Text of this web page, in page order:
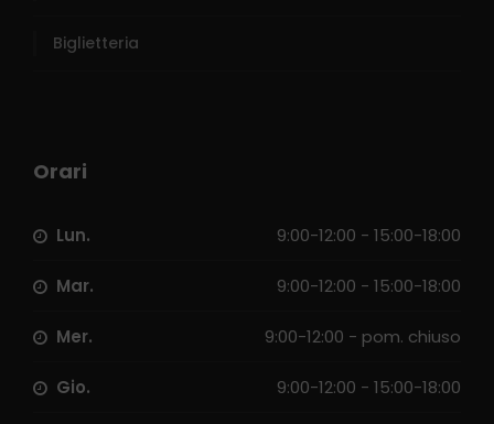
Biglietteria
Orari
Lun. 9:00-12:00 - 15:00-18:00
Mar. 9:00-12:00 - 15:00-18:00
Mer. 9:00-12:00 - pom. chiuso
Gio. 9:00-12:00 - 15:00-18:00